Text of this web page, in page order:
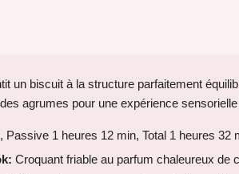
un biscuit à la structure parfaitement
agrumes pour une expérience sensorielle
Passive 1 heures 12 min, Total 1 heures 32
Croquant friable au parfum chaleureux de